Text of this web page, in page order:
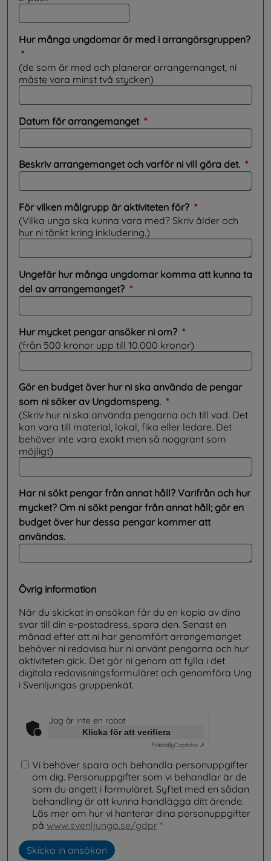
Hur många ungdomar är med i arrangörsgruppen?
*(obligatorisk)
(de som är med och planerar arrangemanget, ni
måste vara minst två stycken)
Datum för arrangemanget *(obligatorisk)
Beskriv arrangemanget och varför ni vill göra det. *
För vilken målgrupp är aktiviteten för? *(obligatorisk)
(Vilka unga ska kunna vara med? Skriv ålder och
hur ni tänkt kring inkludering.)
Ungefär hur många ungdomar komma att kunna ta
del av arrangemanget? *(obligatorisk)
Hur mycket pengar ansöker ni om? *(obligatorisk)
(från 500 kronor upp till 10.000 kronor)
Gör en budget över hur ni ska använda de pengar
som ni söker av Ungdomspeng. *(obligatorisk)
(Skriv hur ni ska använda pengarna och till vad. Det
kan vara till material, lokal, fika eller ledare. Det
behöver inte vara exakt men så noggrant som
möjligt)
Har ni sökt pengar från annat håll? Varifrån och hur
mycket? Om ni sökt pengar från annat håll; gör en
budget över hur dessa pengar kommer att
användas.
Övrig information
När du skickat in ansökan får du en kopia av dina
svar till din e-postadress, spara den. Senast en
månad efter att ni har genomfört arrangemanget
behöver ni redovisa hur ni använt pengarna och hur
aktiviteten gick. Det gör ni genom att fylla i det
digitala redovisningsformuläret och genomföra Ung
i Svenljungas gruppenkät.
Jag är inte en robot
Klicka för att verifiera
FriendlyCaptcha ⇗
Vi behöver spara och behandla personuppgifter
om dig. Personuppgifter som vi behandlar är de
som du angett i formuläret. Syftet med en sådan
behandling är att kunna handlägga ditt ärende.
Läs mer om hur vi hanterar dina personuppgifter
på www.svenljunga.se/gdpr*